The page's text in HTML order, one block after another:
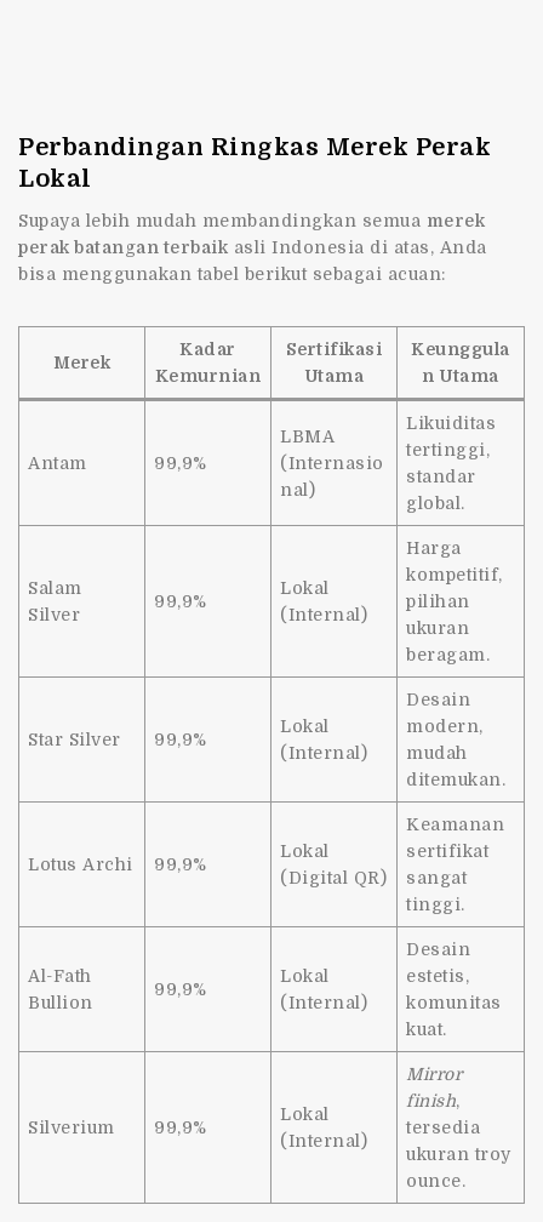
Perbandingan Ringkas Merek Perak
Lokal
Supaya lebih mudah membandingkan semua merek
perak batangan terbaik asli Indonesia di atas, Anda
bisa menggunakan tabel berikut sebagai acuan:
Merek
Kadar
Kemurnian
Sertifikasi
Utama
Keunggula
n Utama
Antam 99,9%
LBMA
(Internasio
nal)
Likuiditas
tertinggi,
standar
global.
Salam
Silver
99,9%
Lokal
(Internal)
Harga
kompetitif,
pilihan
ukuran
beragam.
Star Silver 99,9%
Lokal
(Internal)
Desain
modern,
mudah
ditemukan.
Lotus Archi 99,9%
Lokal
(Digital QR)
Keamanan
sertifikat
sangat
tinggi.
Al-Fath
Bullion
99,9%
Lokal
(Internal)
Desain
estetis,
komunitas
kuat.
Silverium 99,9%
Lokal
(Internal)
Mirror
finish,
tersedia
ukuran troy
ounce.